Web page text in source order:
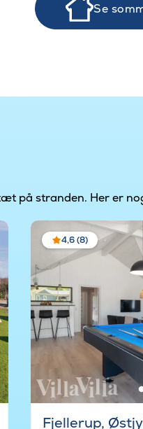
Se
på stranden. Her er
4,6 (8)
Fjellerup,